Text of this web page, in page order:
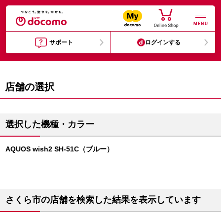
MENU
サポート ログインする
店舗の選択
選択した機種・カラー
AQUOS wish2 SH-51C（ブルー）
さくら市の店舗を検索した結果を表示しています